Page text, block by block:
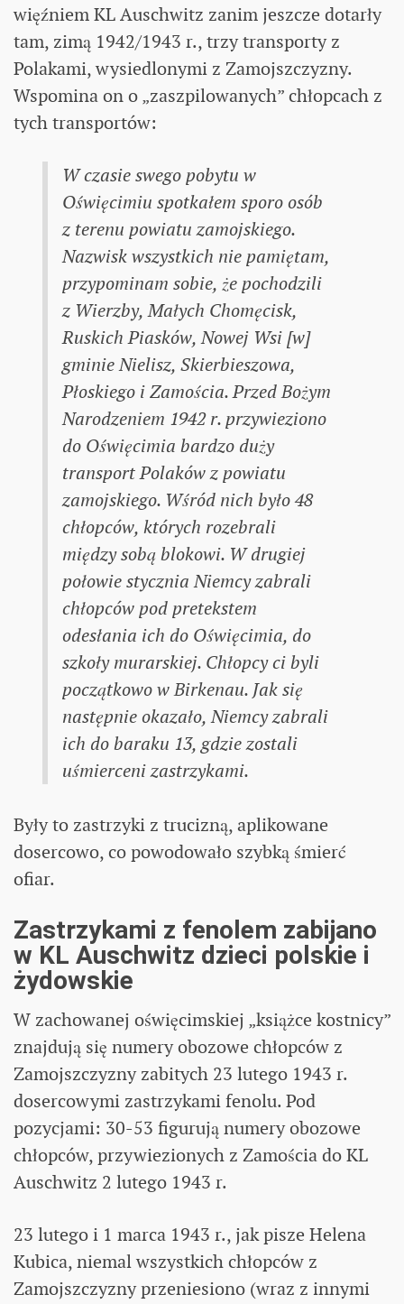
więźniem KL Auschwitz zanim jeszcze dotarły
tam, zimą 1942/1943 r., trzy transporty z
Polakami, wysiedlonymi z Zamojszczyzny.
Wspomina on o „zaszpilowanych” chłopcach z
tych transportów:
W czasie swego pobytu w
Oświęcimiu spotkałem sporo osób
z terenu powiatu zamojskiego.
Nazwisk wszystkich nie pamiętam,
przypominam sobie, że pochodzili
z Wierzby, Małych Chomęcisk,
Ruskich Piasków, Nowej Wsi [w]
gminie Nielisz, Skierbieszowa,
Płoskiego i Zamościa. Przed Bożym
Narodzeniem 1942 r. przywieziono
do Oświęcimia bardzo duży
transport Polaków z powiatu
zamojskiego. Wśród nich było 48
chłopców, których rozebrali
między sobą blokowi. W drugiej
połowie stycznia Niemcy zabrali
chłopców pod pretekstem
odesłania ich do Oświęcimia, do
szkoły murarskiej. Chłopcy ci byli
początkowo w Birkenau. Jak się
następnie okazało, Niemcy zabrali
ich do baraku 13, gdzie zostali
uśmierceni zastrzykami.
Były to zastrzyki z trucizną, aplikowane
dosercowo, co powodowało szybką śmierć
ofiar.
Zastrzykami z fenolem zabijano
w KL Auschwitz dzieci polskie i
żydowskie
W zachowanej oświęcimskiej „książce kostnicy”
znajdują się numery obozowe chłopców z
Zamojszczyzny zabitych 23 lutego 1943 r.
dosercowymi zastrzykami fenolu. Pod
pozycjami: 30-53 figurują numery obozowe
chłopców, przywiezionych z Zamościa do KL
Auschwitz 2 lutego 1943 r.
23 lutego i 1 marca 1943 r., jak pisze Helena
Kubica, niemal wszystkich chłopców z
Zamojszczyzny przeniesiono (wraz z innymi